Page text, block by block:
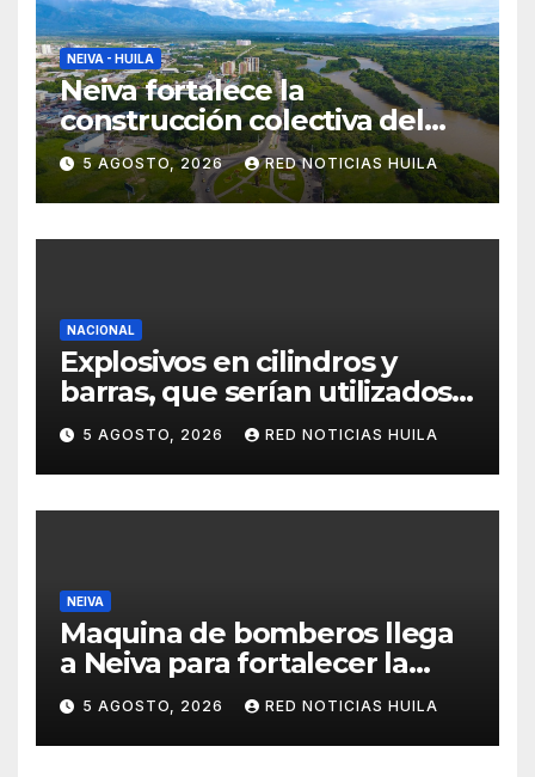
NEIVA - HUILA
Neiva fortalece la
construcción colectiva del
POT
5 AGOSTO, 2026 RED NOTICIAS HUILA
NACIONAL
Explosivos en cilindros y
barras, que serían utilizados
en Cali, fueron incautados
por la Policía
5 AGOSTO, 2026 RED NOTICIAS HUILA
NEIVA
Maquina de bomberos llega
a Neiva para fortalecer la
asistencia en las
emergencias ocasionadas
por el fenómeno del niño
5 AGOSTO, 2026 RED NOTICIAS HUILA